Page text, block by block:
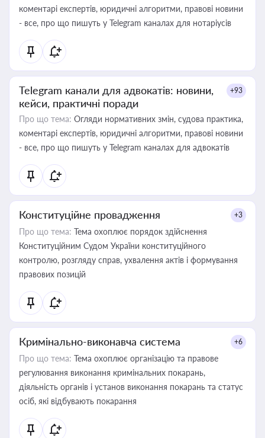
коментарі експертів, юридичні алгоритми, правові новини
- все, про що пишуть у Telegram каналах для нотаріусів
Telegram канали для адвокатів: новини,
кейси, практичні поради
+93
Про що тема: Огляди нормативних змін, судова практика,
коментарі експертів, юридичні алгоритми, правові новини
- все, про що пишуть у Telegram каналах для адвокатів
Конституційне провадження +3
Про що тема: Тема охоплює порядок здійснення
Конституційним Судом України конституційного
контролю, розгляду справ, ухвалення актів і формування
правових позицій
Кримінально-виконавча система +6
Про що тема: Тема охоплює організацію та правове
регулювання виконання кримінальних покарань,
діяльність органів і установ виконання покарань та статус
осіб, які відбувають покарання